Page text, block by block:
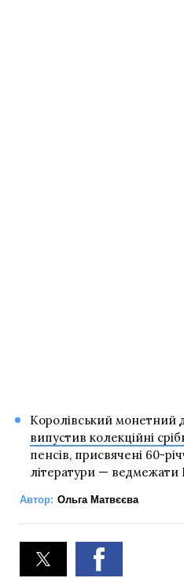
Королівський монетний
випустив колекційні
пенсів, присвячені 60-
літератури — ведмежати
Автор: Ольга Матвєєва